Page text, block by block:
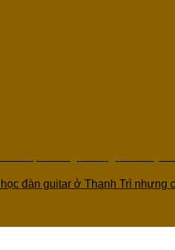
đàn guitar ở Thanh Trì nhưng